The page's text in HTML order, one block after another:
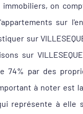
on
sur
sur
sur
74% par des
à noter est
représente à elle